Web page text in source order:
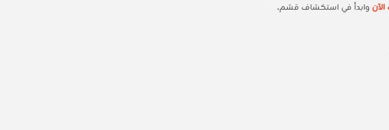
وابدأ في استكشاف قشم.